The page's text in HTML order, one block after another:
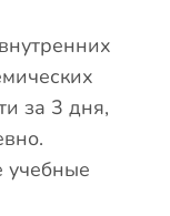
за 3 дня,
учебные